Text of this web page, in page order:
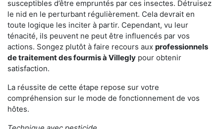
susceptibles d’être empruntés par ces insectes. Détruisez
le nid en le perturbant régulièrement. Cela devrait en
toute logique les inciter à partir. Cependant, vu leur
ténacité, ils peuvent ne peut être influencés par vos
actions. Songez plutôt à faire recours aux professionnels
de traitement des fourmis à Villegly pour obtenir
satisfaction.
La réussite de cette étape repose sur votre
compréhension sur le mode de fonctionnement de vos
hôtes.